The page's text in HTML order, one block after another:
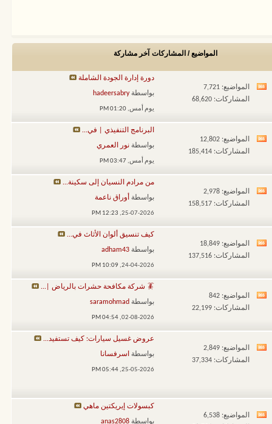
المواضيع / المشاركات آخر مشاركة
مشاهدة
هذا
المنتدى
المواضيع: 7,721
المشاركات: 68,620
دورة إدارة الجودة الشاملة
بواسطةhadeersabry
يوم أمس, 01:20 PM
مشاهدة
هذا
المنتدى
المواضيع: 12,802
المشاركات: 185,414
البرنامج التنفيذي | في...
بواسطة نور العمري
يوم أمس, 03:47 PM
مشاهدة
هذا
المنتدى
المواضيع: 2,978
المشاركات: 158,517
من مرادم النسيان إلى سكينة...
بواسطة أوراق ناعمة
25-07-2026,
12:23 PM
مشاهدة
هذا
المنتدى
المواضيع: 18,849
المشاركات: 137,516
كيف تنسيق ألوان الأثاث في...
بواسطة adham43
24-04-2026,
10:09 PM
مشاهدة
هذا
المنتدى
المواضيع: 842
المشاركات: 22,199
🪳 شركة مكافحة حشرات بالرياض |...
بواسطة saramohmad
02-08-2026,
04:54 PM
مشاهدة
المنتدى
المواضيع: 2,849
المشاركات: 37,334
عروض غسيل سيارات: كيف تستفيد...
بواسطة اسرفسانا
25-05-2026,
05:44 PM
مشاهدة
المواضيع: 6,538
كبسولات إيريكتين ماهي
بواسطة anas2808